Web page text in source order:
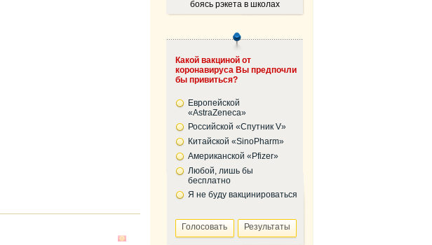
боясь рэкета в школах
Какой вакциной от
коронавируса Вы предпочли
бы привиться?
Европейской
«AstraZeneca»
Российской «Спутник V»
Китайской «SinoPharm»
Американской «Pfizer»
Любой, лишь бы
бесплатно
Я не буду вакцинироваться